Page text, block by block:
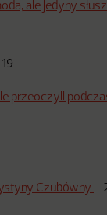
ale jedyny
przeoczyli
Czubówny –